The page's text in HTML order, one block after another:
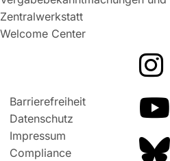
Zentralwerkstatt
Welcome Center
Barrierefreiheit
Datenschutz
Impressum
Compliance